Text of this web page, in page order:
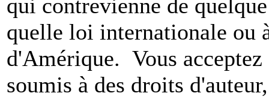
qui contrevienne de
quelle loi internationale ou
d'Amérique. Vous
soumis à des droits